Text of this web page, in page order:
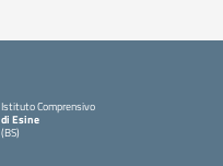
Istituto Comprensivo
di Esine
(BS)